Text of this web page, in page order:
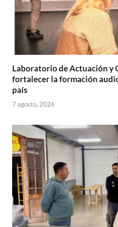
Laboratorio de Actuación y
fortalecer la formación
país
7 agosto, 2026